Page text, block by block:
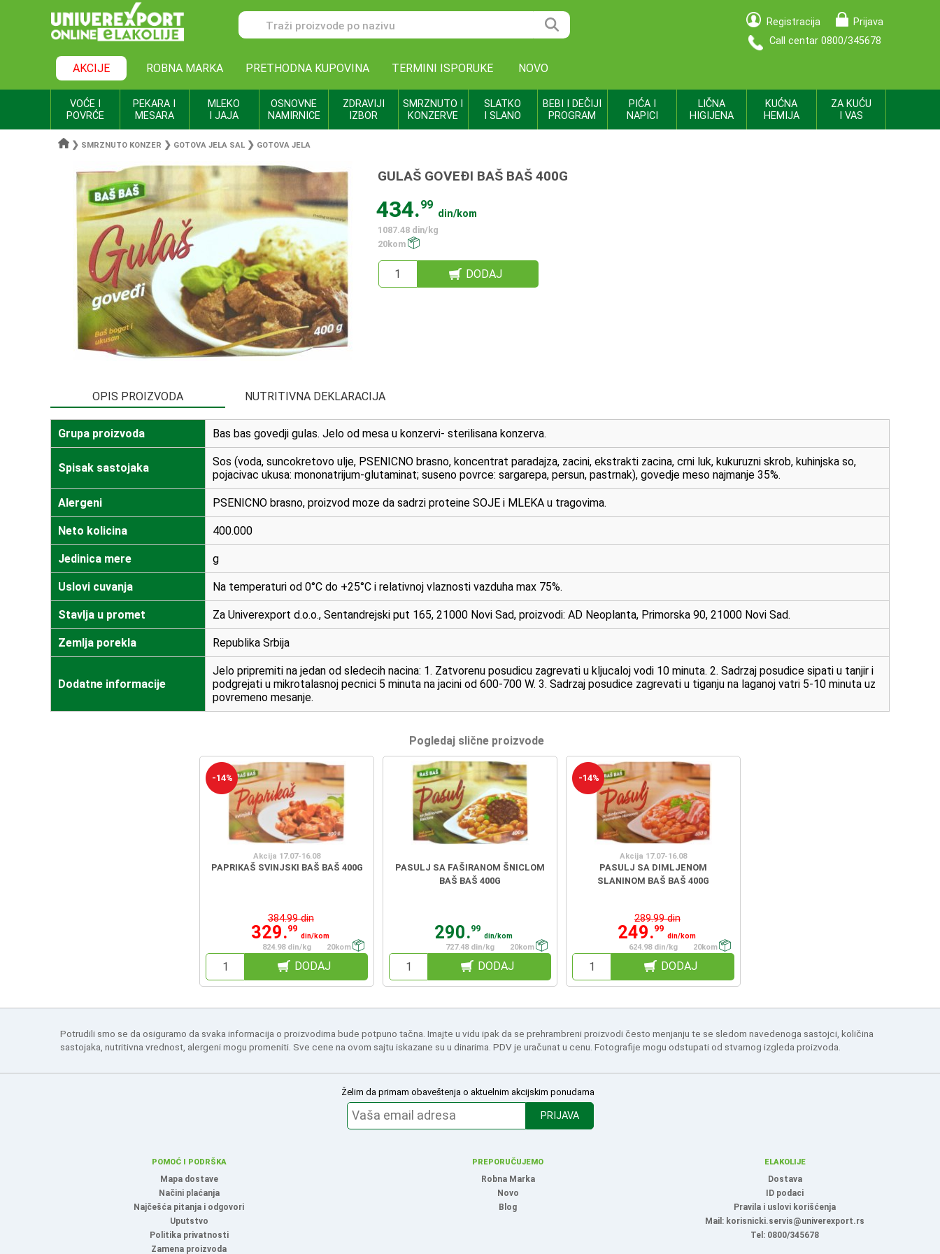
Registracija
Prijava
Call centar 0800/345678
AKCIJE ROBNA MARKA PRETHODNA KUPOVINA TERMINI ISPORUKE NOVO
VOĆE I
POVRĆE
PEKARA I
MESARA
MLEKO
I JAJA
OSNOVNE
NAMIRNICE
ZDRAVIJI
IZBOR
SMRZNUTO I
KONZERVE
SLATKO
I SLANO
BEBI I DEČIJI
PROGRAM
PIĆA I
NAPICI
LIČNA
HIGIJENA
KUĆNA
HEMIJA
ZA KUĆU
I VAS
❯ SMRZNUTO KONZER ❯ GOTOVA JELA SAL ❯ GOTOVA JELA
GULAŠ GOVEĐI BAŠ BAŠ 400G
434.99
din/kom
1087.48 din/kg
20kom
DODAJ
OPIS PROIZVODA NUTRITIVNA DEKLARACIJA
Grupa proizvoda Bas bas govedji gulas. Jelo od mesa u konzervi- sterilisana konzerva.
Spisak sastojaka
Sos (voda, suncokretovo ulje, PSENICNO brasno, koncentrat paradajza, zacini, ekstrakti zacina, crni luk, kukuruzni skrob, kuhinjska so,
pojacivac ukusa: mononatrijum-glutaminat; suseno povrce: sargarepa, persun, pastrnak), govedje meso najmanje 35%.
Alergeni PSENICNO brasno, proizvod moze da sadrzi proteine SOJE i MLEKA u tragovima.
Neto kolicina 400.000
Jedinica mere g
Uslovi cuvanja Na temperaturi od 0°C do +25°C i relativnoj vlaznosti vazduha max 75%.
Stavlja u promet Za Univerexport d.o.o., Sentandrejski put 165, 21000 Novi Sad, proizvodi: AD Neoplanta, Primorska 90, 21000 Novi Sad.
Zemlja porekla Republika Srbija
Dodatne informacije
Jelo pripremiti na jedan od sledecih nacina: 1. Zatvorenu posudicu zagrevati u kljucaloj vodi 10 minuta. 2. Sadrzaj posudice sipati u tanjir i
podgrejati u mikrotalasnoj pecnici 5 minuta na jacini od 600-700 W. 3. Sadrzaj posudice zagrevati u tiganju na laganoj vatri 5-10 minuta uz
povremeno mesanje.
Pogledaj slične proizvode
-14%
Akcija 17.07-16.08
PAPRIKAŠ SVINJSKI BAŠ BAŠ 400G
384.99 din
329.99
din/kom
824.98 din/kg
20kom
DODAJ
PASULJ SA FAŠIRANOM ŠNICLOM
BAŠ BAŠ 400G
290.99
din/kom
727.48 din/kg
20kom
DODAJ
-14%
Akcija 17.07-16.08
PASULJ SA DIMLJENOM
SLANINOM BAŠ BAŠ 400G
289.99 din
249.99
din/kom
624.98 din/kg
20kom
DODAJ
Potrudili smo se da osiguramo da svaka informacija o proizvodima bude potpuno tačna. Imajte u vidu ipak da se prehrambreni proizvodi često menjanju te se sledom navedenoga sastojci, količina
sastojaka, nutritivna vrednost, alergeni mogu promeniti. Sve cene na ovom sajtu iskazane su u dinarima. PDV je uračunat u cenu. Fotografije mogu odstupati od stvarnog izgleda proizvoda.
Želim da primam obaveštenja o aktuelnim akcijskim ponudama
PRIJAVA
POMOĆ I PODRŠKA
Mapa dostave
Načini plaćanja
Najčešća pitanja i odgovori
Uputstvo
Politika privatnosti
Zamena proizvoda
PREPORUČUJEMO
Robna Marka
Novo
Blog
ELAKOLIJE
Dostava
ID podaci
Pravila i uslovi korišćenja
Mail: korisnicki.servis@univerexport.rs
Tel: 0800/345678